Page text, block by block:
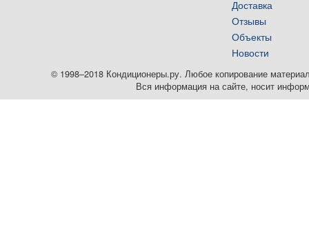
Доставка
Отзывы
Объекты
Новости
© 1998–2018 Кондиционеры.ру. Любое копирование
Вся информация на сайте, носит